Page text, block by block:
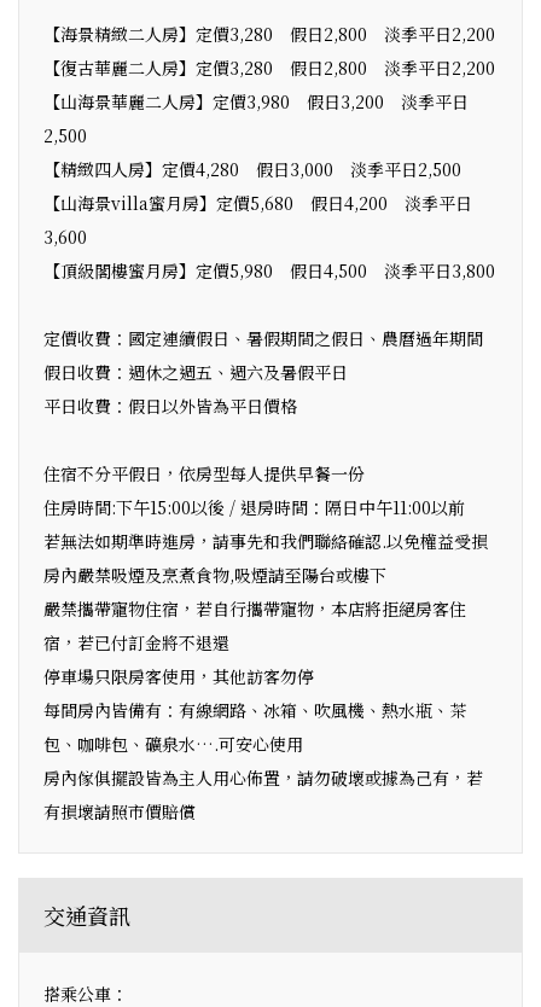
【海景精緻二人房】定價3,280 假日2,800 淡季平日2,200
【復古華麗二人房】定價3,280 假日2,800 淡季平日2,200
【山海景華麗二人房】定價3,980 假日3,200 淡季平日
2,500
【精緻四人房】定價4,280 假日3,000 淡季平日2,500
【山海景villa蜜月房】定價5,680 假日4,200 淡季平日
3,600
【頂級閣樓蜜月房】定價5,980 假日4,500 淡季平日3,800
定價收費：國定連續假日、暑假期間之假日、農曆過年期間
假日收費：週休之週五、週六及暑假平日
平日收費：假日以外皆為平日價格
住宿不分平假日，依房型每人提供早餐一份
住房時間:下午15:00以後 / 退房時間：隔日中午11:00以前
若無法如期準時進房，請事先和我們聯絡確認.以免權益受損
房內嚴禁吸煙及烹煮食物,吸煙請至陽台或樓下
嚴禁攜帶寵物住宿，若自行攜帶寵物，本店將拒絕房客住
宿，若已付訂金將不退還
停車場只限房客使用，其他訪客勿停
每間房內皆備有：有線網路、冰箱、吹風機、熱水瓶、茶
包、咖啡包、礦泉水….可安心使用
房內傢俱擺設皆為主人用心佈置，請勿破壞或據為己有，若
有損壞請照市價賠償
交通資訊
搭乘公車：